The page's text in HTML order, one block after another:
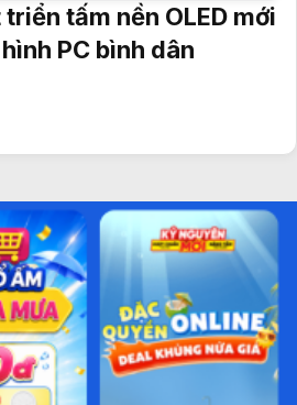
tấm nền OLED mới
PC bình dân